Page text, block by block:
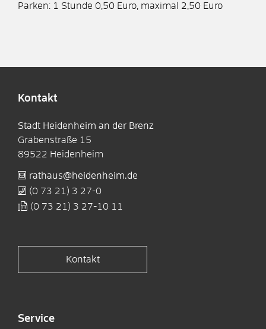
Parken: 1 Stunde 0,50 Euro, maximal 2,50 Euro
Kontakt
Stadt Heidenheim an der Brenz
Grabenstraße 15
89522 Heidenheim
rathaus@heidenheim.de
(0 73 21) 3 27-0
(0 73 21) 3 27-10 11
Kontakt
Service